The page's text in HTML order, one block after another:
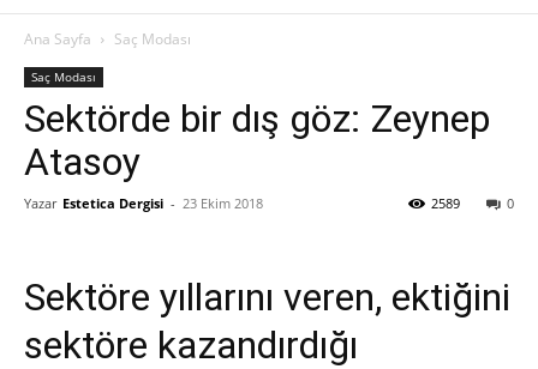
Ana Sayfa Saç Modası
Saç Modası
Sektörde bir dış göz: Zeynep
Atasoy
Yazar Estetica Dergisi - 23 Ekim 2018 0
2589
Sektöre yıllarını veren, ektiğini
sektöre kazandırdığı